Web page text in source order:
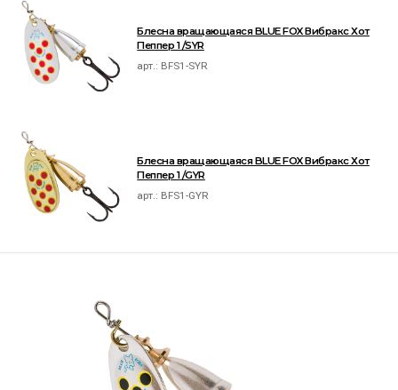
Блесна вращающаяся BLUE FOX Вибракс Хот
Пеппер 1 /SYR
арт.: BFS1-SYR
Блесна вращающаяся BLUE FOX Вибракс Хот
Пеппер 1 /GYR
арт.: BFS1-GYR